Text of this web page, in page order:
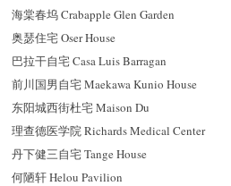
海棠春坞 Crabapple Glen Garden
奥瑟住宅 Oser House
巴拉干自宅 Casa Luis Barragan
前川国男自宅 Maekawa Kunio House
东阳城西街杜宅 Maison Du
理查德医学院 Richards Medical Center
丹下健三自宅 Tange House
何陋轩 Helou Pavilion